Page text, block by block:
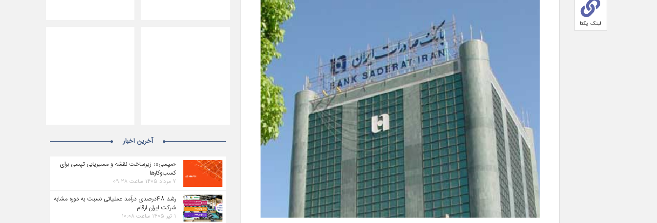
لینک یکتا
آخرین اخبار
«مپسی»؛ زیرساخت نقشه و مسیریابی تپسی برای
کسب‌وکارها
۷ مرداد ۱۴۰۵ ساعت ۰۹:۲۸
رشد ۴۸درصدی درآمد عملیاتی نسبت به دوره مشابه
شرکت ایران ارقام
۱ تیر ۱۴۰۵ ساعت ۱۰:۰۸